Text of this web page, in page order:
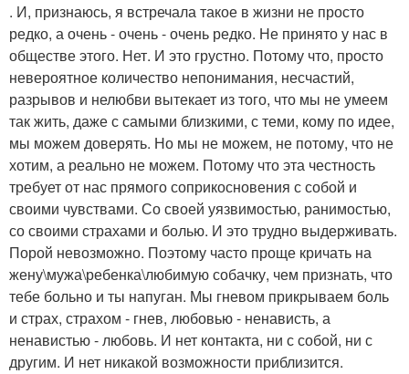
. И, признаюсь, я встречала такое в жизни не просто
редко, а очень - очень - очень редко. Не принято у нас в
обществе этого. Нет. И это грустно. Потому что, просто
невероятное количество непонимания, несчастий,
разрывов и нелюбви вытекает из того, что мы не умеем
так жить, даже с самыми близкими, с теми, кому по идее,
мы можем доверять. Но мы не можем, не потому, что не
хотим, а реально не можем. Потому что эта честность
требует от нас прямого соприкосновения с собой и
своими чувствами. Со своей уязвимостью, ранимостью,
со своими страхами и болью. И это трудно выдерживать.
Порой невозможно. Поэтому часто проще кричать на
жену\мужа\ребенка\любимую собачку, чем признать, что
тебе больно и ты напуган. Мы гневом прикрываем боль
и страх, страхом - гнев, любовью - ненависть, а
ненавистью - любовь. И нет контакта, ни с собой, ни с
другим. И нет никакой возможности приблизится.